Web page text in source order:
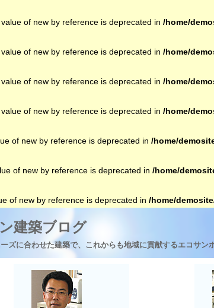
of new by reference is deprecated in /home/
of new by reference is deprecated in /home/
of new by reference is deprecated in /home/
of new by reference is deprecated in /home/
of new by reference is deprecated in /home/
of new by reference is deprecated in /home/
of new by reference is deprecated in /home/
建築ブログ
ズに合わせた建築で、これからも地域に貢献するエコサン